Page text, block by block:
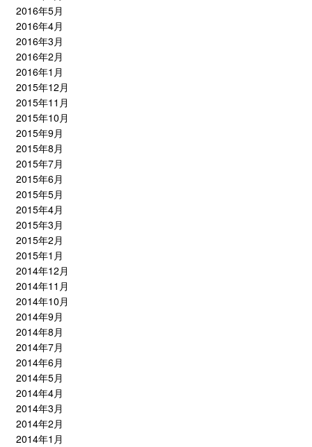
2016年5月
2016年4月
2016年3月
2016年2月
2016年1月
2015年12月
2015年11月
2015年10月
2015年9月
2015年8月
2015年7月
2015年6月
2015年5月
2015年4月
2015年3月
2015年2月
2015年1月
2014年12月
2014年11月
2014年10月
2014年9月
2014年8月
2014年7月
2014年6月
2014年5月
2014年4月
2014年3月
2014年2月
2014年1月